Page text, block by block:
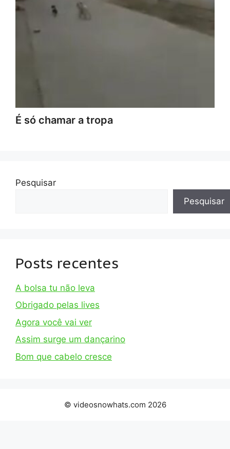
É só chamar a tropa
Pesquisar
Pesquisar
Posts recentes
A bolsa tu não leva
Obrigado pelas lives
Agora você vai ver
Assim surge um dançarino
Bom que cabelo cresce
© videosnowhats.com 2026